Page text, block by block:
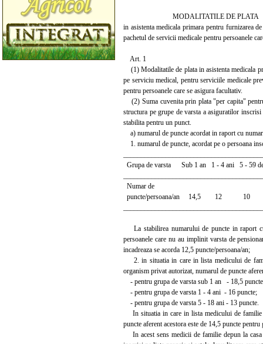
MODALITATILE DE PLATA
in asistenta medicala primara pentru furnizarea
pachetul de servicii medicale pentru persoanele
Art. 1
(1) Modalitatile de plata in asistenta medicala
pe serviciu medical, pentru serviciile medicale
pentru persoanele care se asigura facultativ.
(2) Suma cuvenita prin plata "per capita"
structura pe grupe de varsta a asiguratilor
stabilita pentru un punct.
a) numarul de puncte acordat in raport cu
1. numarul de puncte, acordat pe o persoana
Grupa de varsta Sub 1 an 1 - 4 ani 5 - 59
Numar de
puncte/persoana/an 14,5 12
La stabilirea numarului de puncte in raport
persoanele care nu au implinit varsta de
incadreaza se acorda 12,5 puncte/persoana/an;
2. in situatia in care in lista medicului de
organism privat autorizat, numarul de puncte
- pentru grupa de varsta sub 1 an - 18,5
- pentru grupa de varsta 1 - 4 ani - 16 puncte;
- pentru grupa de varsta 5 - 18 ani - 13 puncte.
In situatia in care in lista medicului de familie
puncte aferent acestora este de 14,5 puncte
In acest sens medicii de familie depun la casa